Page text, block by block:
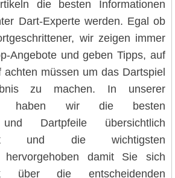
die besten Informationen
Dart-Experte werden. Egal ob
wir zeigen immer
Angebote und geben Tipps, auf
müssen um das Dartspiel
zu machen. In unserer
haben wir die besten
und Dartpfeile übersichtlich
und die wichtigsten
hervorgehoben damit Sie sich
über die entscheidenden